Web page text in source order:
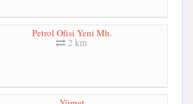
Petrol Ofisi Yeni Mh.
2 km